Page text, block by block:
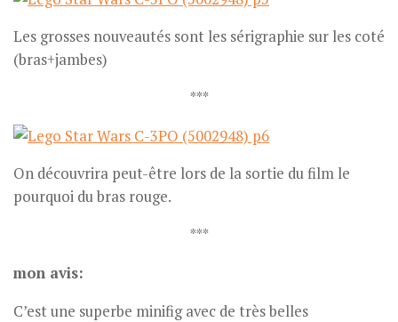
Les grosses nouveautés sont les sérigraphie sur les coté
(bras+jambes)
***
On découvrira peut-être lors de la sortie du film le
pourquoi du bras rouge.
***
mon avis:
C’est une superbe minifig avec de très belles